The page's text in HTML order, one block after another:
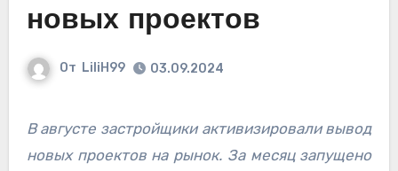
новых проектов
От LiliH99 03.09.2024
В августе застройщики активизировали вывод
новых проектов на рынок. За месяц запущено